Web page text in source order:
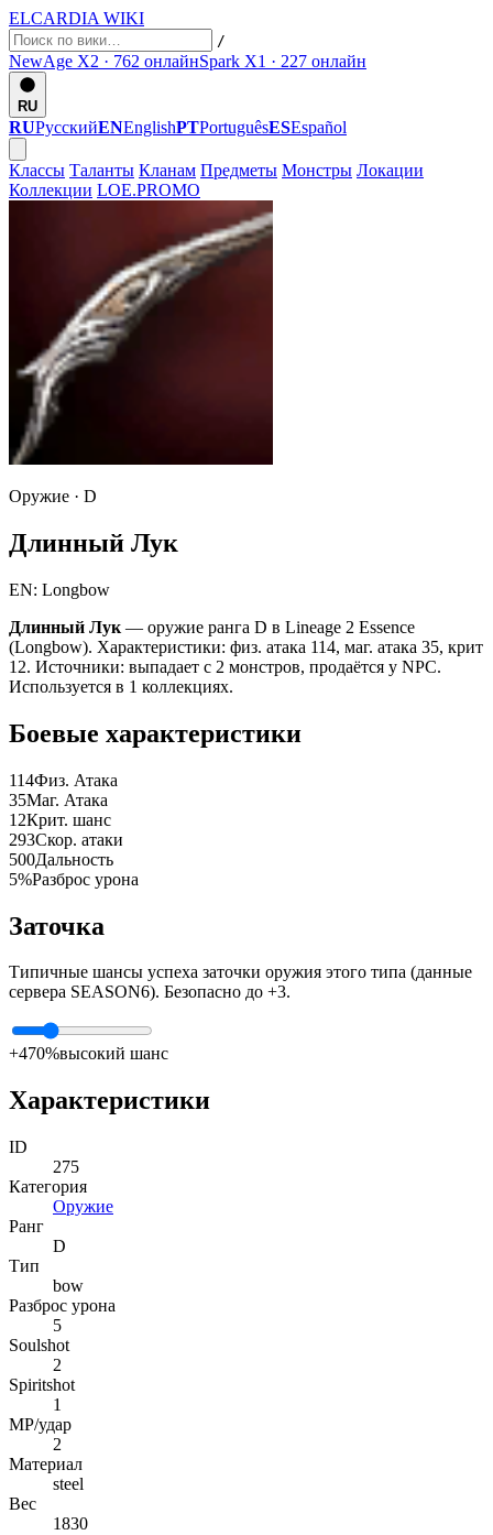
ELCARDIA WIKI
/
NewAge X2 · 762 онлайнSpark X1 · 227 онлайн
RU
RUРусскийENEnglishPTPortuguêsESEspañol
Классы Таланты Кланам Предметы Монстры Локации
Коллекции LOE.PROMO
Оружие · D
Длинный Лук
EN: Longbow
Длинный Лук — оружие ранга D в Lineage 2 Essence
(Longbow). Характеристики: физ. атака 114, маг. атака 35, крит
12. Источники: выпадает с 2 монстров, продаётся у NPC.
Используется в 1 коллекциях.
Боевые характеристики
114Физ. Атака
35Маг. Атака
12Крит. шанс
293Скор. атаки
500Дальность
5%Разброс урона
Заточка
Типичные шансы успеха заточки оружия этого типа (данные
сервера SEASON6). Безопасно до +3.
+470%высокий шанс
Характеристики
ID
275
Категория
Оружие
Ранг
D
Тип
bow
Разброс урона
5
Soulshot
2
Spiritshot
1
MP/удар
2
Материал
steel
Вес
1830